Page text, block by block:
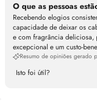
O que as pessoas
Recebendo elogios
capacidade de deixar os
e com fragrância
excepcional e um custo-
Resumo de opiniões gerado
Isto foi útil?